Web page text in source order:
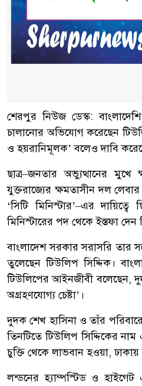
শেরপুর নিউজ ডেস্ক: বাংলাদেশি
চালানোর অভিযোগ করেছেন
ও হয়রানিমূলক’ বলেও দাবি
ছাত্র–জনতার অভ্যুত্থানের মুখে
যুক্তরাজ্যের ক্ষমতাসীন দল লেবার
‘সিটি মিনিস্টার’–এর
মিনিস্টারের পদ থেকে ইস্তফা দেন
বাংলাদেশ সরকার সরাসরি তার
তুলেছেন টিউলিপ সিদ্দিক।
টিউলিপের আইনজীবী বলেছেন,
অগ্রহণযোগ্য চেষ্টা’।
দুদক শেখ হাসিনা ও তাঁর
তিনটিতে টিউলিপ সিদ্দিকের নাম
চুক্তি থেকে লাভবান হওয়া,
লন্ডনের হ্যাম্পস্টিড ও